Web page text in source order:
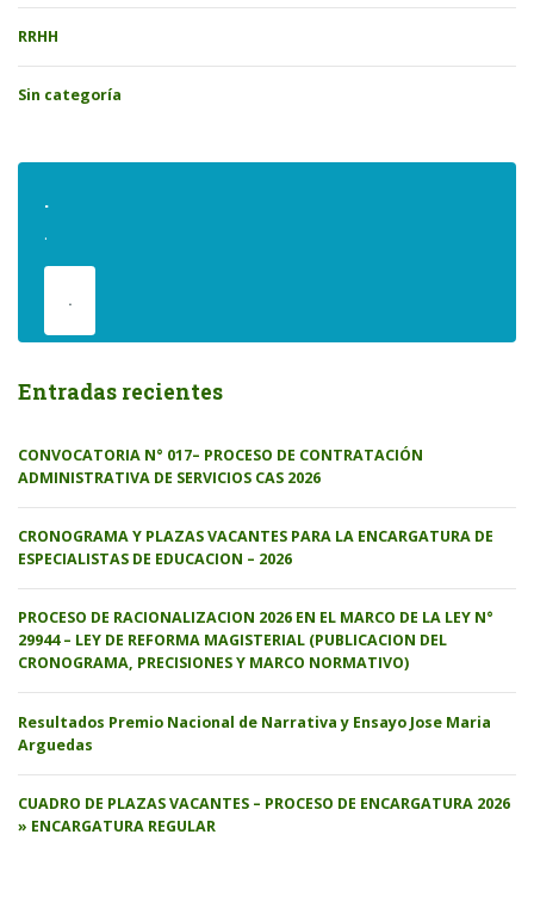
RRHH
Sin categoría
.
.
.
Entradas recientes
CONVOCATORIA N° 017– PROCESO DE CONTRATACIÓN
ADMINISTRATIVA DE SERVICIOS CAS 2026
CRONOGRAMA Y PLAZAS VACANTES PARA LA ENCARGATURA DE
ESPECIALISTAS DE EDUCACION – 2026
PROCESO DE RACIONALIZACION 2026 EN EL MARCO DE LA LEY N°
29944 – LEY DE REFORMA MAGISTERIAL (PUBLICACION DEL
CRONOGRAMA, PRECISIONES Y MARCO NORMATIVO)
Resultados Premio Nacional de Narrativa y Ensayo Jose Maria
Arguedas
CUADRO DE PLAZAS VACANTES – PROCESO DE ENCARGATURA 2026
» ENCARGATURA REGULAR